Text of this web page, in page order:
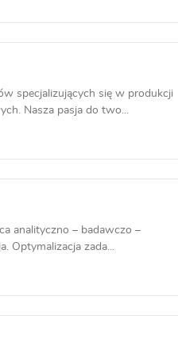
specjalizujących się w produkcji
Nasza pasja do two...
analityczno – badawczo –
Optymalizacja zada...